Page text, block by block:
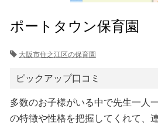
ポートタウン保育園
大阪市住之江区の保育園
ピックアップ口コミ
多数のお子様がいる中で先生一人
の特徴や性格を把握してくれて、